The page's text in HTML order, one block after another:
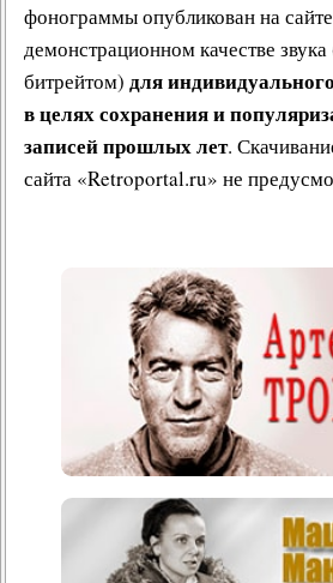
фонограммы опубликован на
демонстрационном качестве
битрейтом) для
в целях сохранения и
записей прошлых лет.
сайта «Retroportal.ru» не